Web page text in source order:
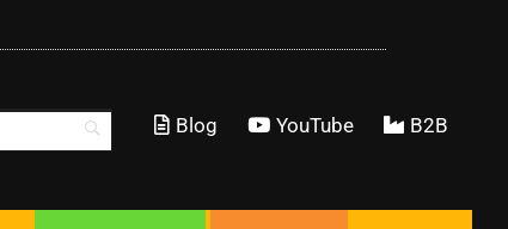
B2B
YouTube
Blog